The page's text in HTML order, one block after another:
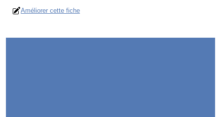
Améliorer cette fiche